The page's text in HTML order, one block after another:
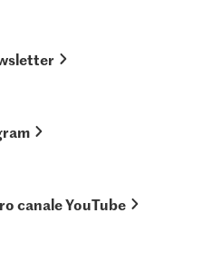
canale YouTube